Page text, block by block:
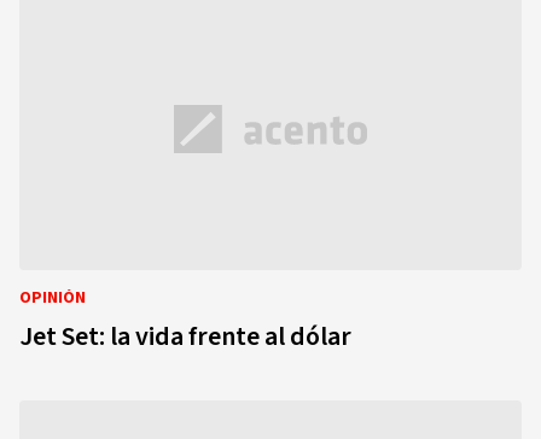
OPINIÓN
Jet Set: la vida frente al dólar